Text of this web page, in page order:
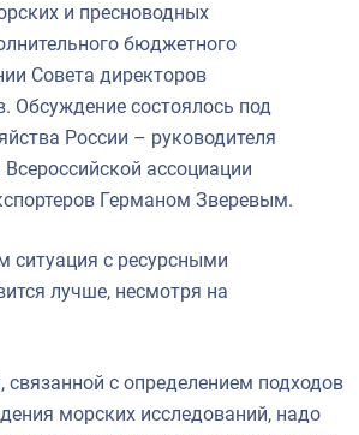
и пресноводных
бюджетного
Совета директоров
Обсуждение состоялось под
России – руководителя
ассоциации
Германом Зверевым.
ситуация с ресурсными
лучше, несмотря на
с определением подходов
морских исследований, надо